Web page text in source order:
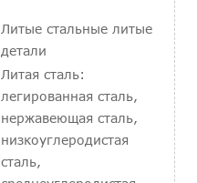
Литые стальные литые
детали
Литая сталь:
легированная сталь,
нержавеющая сталь,
низкоуглеродистая
сталь,